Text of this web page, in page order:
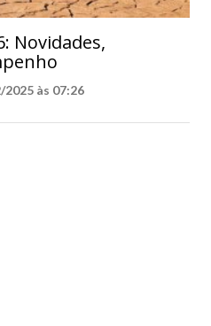
Novidades,
2025 às 07:26